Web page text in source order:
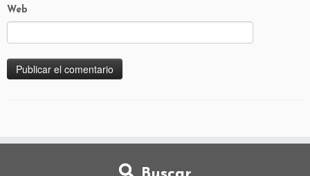
Web